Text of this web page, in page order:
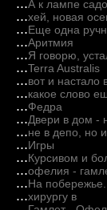
...А к лампе
...хей, новая
...Еще одна
...Аритмия
...Я говорю,
...Terra Australis
...вот и настало
...какое слово
...Федра
...Двери в дом -
...не в депо, но и
...Игры
...Курсивом и
...офелия -
...На побережье.
...хирургу в